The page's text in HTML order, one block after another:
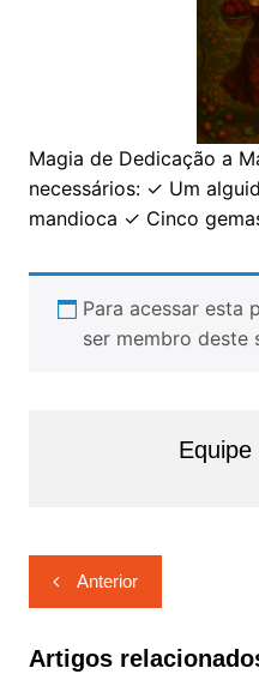
Magia de Dedicação a
necessários: ✓ Um
mandioca ✓ Cinco
Para acessar esta
ser membro deste
Navegação
de
Post
Anterior
Artigos